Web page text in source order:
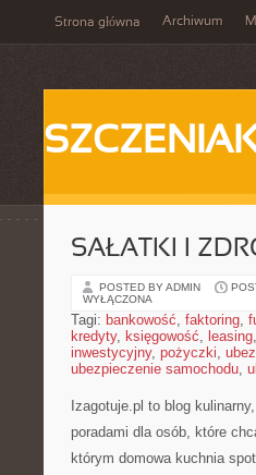
Strona główna Archiwum
SAŁATKI I
POSTED BY ADMIN
WYŁĄCZONA
Tagi: bankowość, faktoring,
kredyty, księgowość, leasing,
inwestycyjny, pożyczki,
ubezpieczenie samochodu,
Izagotuje.pl to blog
poradami dla osób, które
którym domowa kuchnia